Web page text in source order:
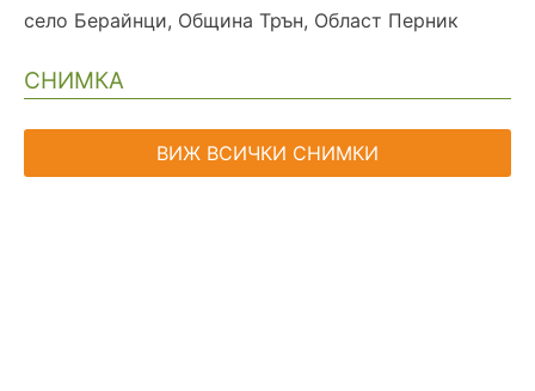
село Берайнци, Община Трън, Област Перник
СНИМКА
ВИЖ ВСИЧКИ СНИМКИ